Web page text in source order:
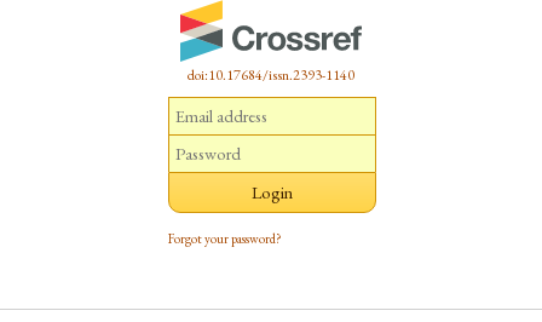
doi:10.17684/issn.2393-1140
Forgot your password?